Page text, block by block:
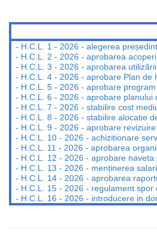
- H.C.L. 1 - 2026 - alegerea
- H.C.L. 2 - 2026 - aprobarea
- H.C.L. 3 - 2026 - aprobarea
- H.C.L. 4 - 2026 - aprobare Plan de
- H.C.L. 5 - 2026 - aprobare
- H.C.L. 6 - 2026 - aprobare
- H.C.L. 7 - 2026 - stabilire cost
- H.C.L. 8 - 2026 - stabilire alocatie
- H.C.L. 9 - 2026 - aprobare
- H.C.L. 10 - 2026 - achizitionare
- H.C.L. 11 - 2026 - aprobarea
- H.C.L. 12 - 2026 - aprobare
- H.C.L. 13 - 2026 - menținerea
- H.C.L. 14 - 2026 - aprobarea
- H.C.L. 15 - 2026 - regulament spor
- H.C.L. 16 - 2026 - introducere in